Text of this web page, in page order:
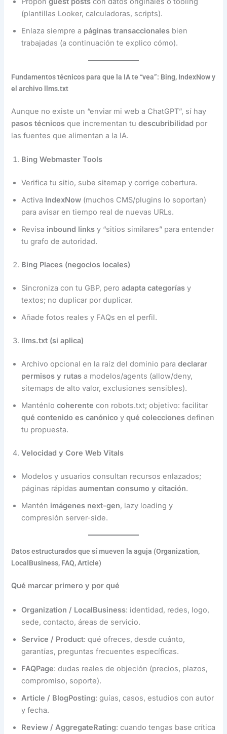
(plantillas Looker, calculadoras, scripts).
Enlaza siempre a páginas transaccionales bien
trabajadas (a continuación te explico cómo).
Fundamentos técnicos para que la IA te “vea”: Bing, IndexNow y
el archivo llms.txt
Aunque no existe un “enviar mi web a ChatGPT”, sí hay
pasos técnicos que incrementan tudescubribilidad por
las fuentes que alimentan a la IA.
Bing Webmaster Tools
Verifica tu sitio, sube sitemap y corrige cobertura.
Activa IndexNow (muchos CMS/plugins lo soportan)
para avisar en tiempo real de nuevas URLs.
Revisa inbound links y “sitios similares” para entender
tu grafo de autoridad.
Bing Places (negocios locales)
Sincroniza con tu GBP, peroadapta categorías y
textos; no duplicar por duplicar.
Añade fotos reales y FAQs en el perfil.
llms.txt (si aplica)
Archivo opcional en la raíz del dominio paradeclarar
permisos y rutas a modelos/agents (allow/deny,
sitemaps de alto valor, exclusiones sensibles).
Manténlocoherente con robots.txt; objetivo: facilitar
qué contenido es canónico yqué colecciones definen
tu propuesta.
Velocidad y Core Web Vitals
Modelos y usuarios consultan recursos enlazados;
páginas rápidasaumentan consumo y citación.
Mantén imágenes next-gen, lazy loading y
compresión server-side.
Datos estructurados que sí mueven la aguja (Organization,
LocalBusiness, FAQ, Article)
Qué marcar primero y por qué
Organization / LocalBusiness: identidad, redes, logo,
sede, contacto, áreas de servicio.
Service / Product: qué ofreces, desde cuánto,
garantías, preguntas frecuentes específicas.
FAQPage: dudas reales de objeción (precios, plazos,
compromiso, soporte).
Article / BlogPosting: guías, casos, estudios con autor
y fecha.
Review / AggregateRating: cuando tengas base crítica